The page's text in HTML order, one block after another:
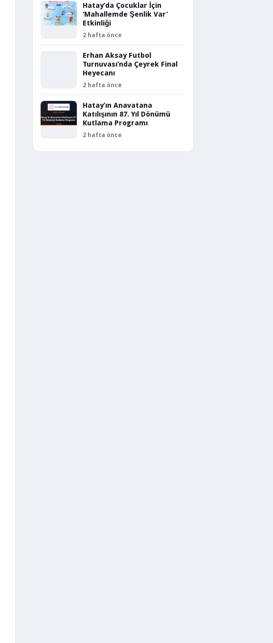
Hatay’da Çocuklar İçin
‘Mahallemde Şenlik Var’
Etkinliği
2 hafta önce
Erhan Aksay Futbol
Turnuvası’nda Çeyrek Final
Heyecanı
2 hafta önce
Hatay’ın Anavatana
Katılışının 87. Yıl Dönümü
Kutlama Programı
2 hafta önce